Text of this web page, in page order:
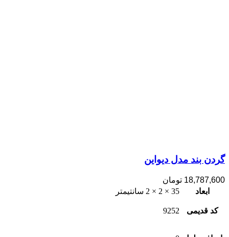
گردن بند مدل دیواین
18,787,600 تومان
ابعاد
35 × 2 × 2 سانتیمتر
کد قدیمی 9252